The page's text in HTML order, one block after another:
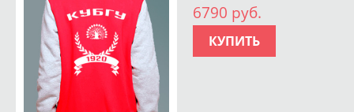
6790 руб.
КУПИТЬ